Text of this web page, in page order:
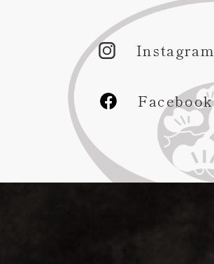
Instagram
Facebook